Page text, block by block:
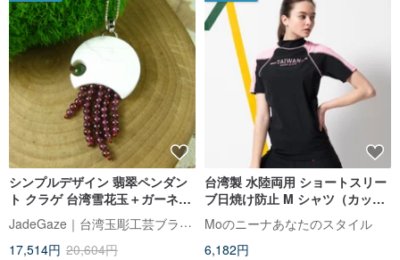
シンプルデザイン 翡翠ペンダン
ト クラゲ 台湾雪花玉＋ガーネッ
トビーズ
JadeGaze｜台湾玉彫工芸ブランド🚩新作入荷！
17,514円 20,604円
台湾製 水陸両用 ショートスリー
ブ日焼け防止 M シャツ（カップ
挿入可能）
Moのニーナあなたのスタイル
6,182円